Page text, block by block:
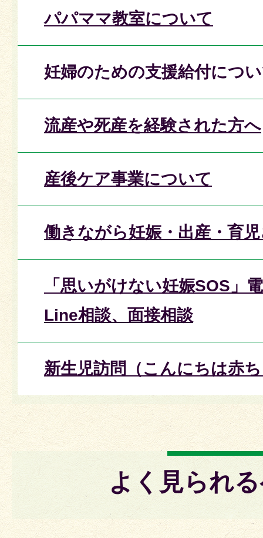
パパママ教室について
妊婦のための支援給付につ
流産や死産を経験された方へ
産後ケア事業について
働きながら妊娠・出産・育
「思いがけない妊娠SOS」
Line相談、面接相談
新生児訪問（こんにちは赤
よく見られ